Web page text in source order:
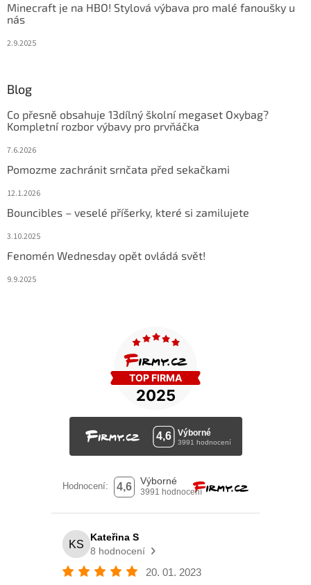
Minecraft je na HBO! Stylová výbava pro malé fanoušky u
nás
2.9.2025
Blog
Co přesně obsahuje 13dílný školní megaset Oxybag?
Kompletní rozbor výbavy pro prvňáčka
7.6.2026
Pomozme zachránit srnčata před sekačkami
12.1.2026
Bouncibles – veselé příšerky, které si zamilujete
3.10.2025
Fenomén Wednesday opět ovládá svět!
9.9.2025